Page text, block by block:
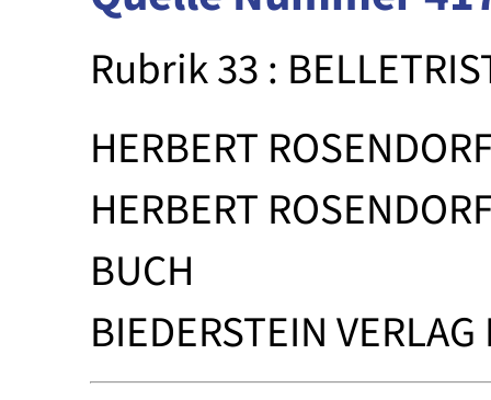
Rubrik 33 :
HERBERT
HERBERT
BUCH
BIEDERSTEIN